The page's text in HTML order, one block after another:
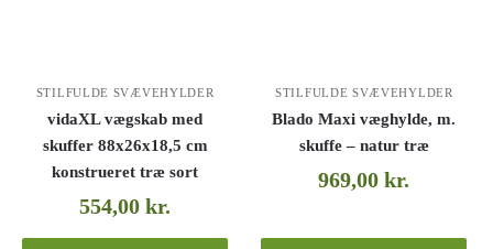
STILFULDE SVÆVEHYLDER
vidaXL vægskab med
skuffer 88x26x18,5 cm
konstrueret træ sort
554,00kr.
STILFULDE SVÆVEHYLDER
Blado Maxi væghylde, m.
skuffe – natur træ
969,00kr.